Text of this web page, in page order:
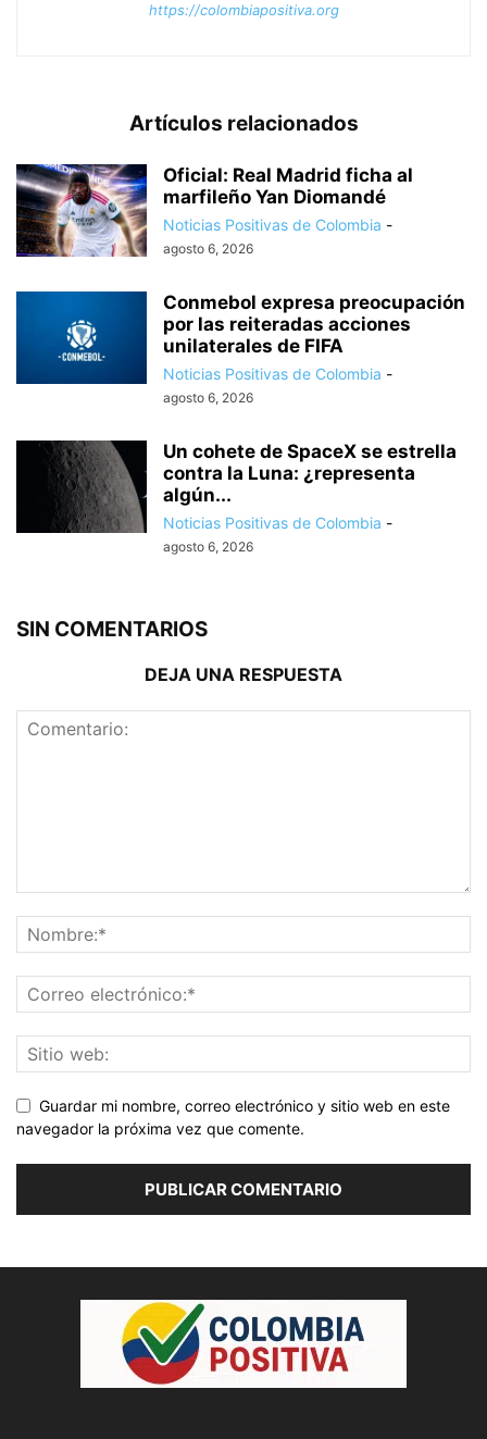
https://colombiapositiva.org
Artículos relacionados
Oficial: Real Madrid ficha al
marfileño Yan Diomandé
Noticias Positivas de Colombia -
agosto 6, 2026
Conmebol expresa preocupación
por las reiteradas acciones
unilaterales de FIFA
Noticias Positivas de Colombia -
agosto 6, 2026
Un cohete de SpaceX se estrella
contra la Luna: ¿representa
algún...
Noticias Positivas de Colombia -
agosto 6, 2026
SIN COMENTARIOS
DEJA UNA RESPUESTA
Guardar mi nombre, correo electrónico y sitio web en este
navegador la próxima vez que comente.